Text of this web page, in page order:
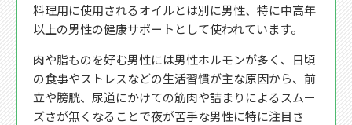
料理用に使用されるオイルとは別に男性、特に中高年
以上の男性の健康サポートとして使われています。
肉や脂ものを好む男性には男性ホルモンが多く、日頃
の食事やストレスなどの生活習慣が主な原因から、前
立や膀胱、尿道にかけての筋肉や詰まりによるスムー
ズさが無くなることで夜が苦手な男性に特に注目さ